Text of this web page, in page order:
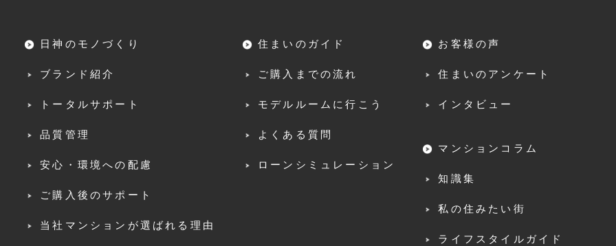
日神のモノづくり
ブランド紹介
トータルサポート
品質管理
安心・環境への配慮
ご購入後のサポート
当社マンションが選ばれる理由
住まいのガイド
ご購入までの流れ
モデルルームに行こう
よくある質問
ローンシミュレーション
お客様の声
住まいのアンケート
インタビュー
マンションコラム
知識集
私の住みたい街
ライフスタイルガイド